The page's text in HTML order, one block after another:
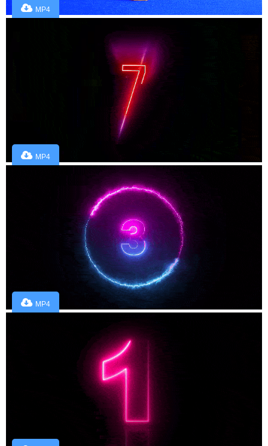
MP4
MP4
MP4